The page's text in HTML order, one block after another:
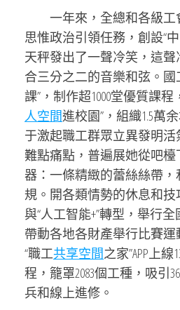
一年來，全總和各級工
思惟政治引領任務，創設“
天秤發出了一聲冷笑，這
合三分之二的音樂和弦。國
課”，制作超1000堂優質課
人空間進校園”，組織1.5萬
于激起職工群眾立異發明
難點痛點，普遍展她從吧檯
器：一條精緻的蕾絲絲帶
規。開各類情勢的休息和
與“人工智能+”轉型，舉行全
帶動各地各財產舉行比賽運
“職工共享空間之家”APP上
程，籠罩2083個工種，吸引
兵和線上進修。